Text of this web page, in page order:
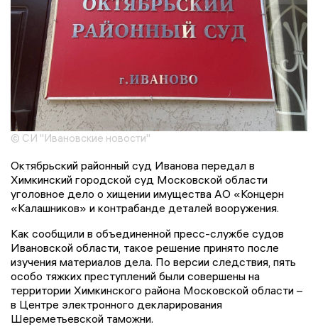
© СИ "Ивановские новости"
Октябрьский районный суд Иванова передал в
Химкинский городской суд Московской области
уголовное дело о хищении имущества АО «Концерн
«Калашников» и контрабанде деталей вооружения.
Как сообщили в объединенной пресс-службе судов
Ивановской области, такое решение принято после
изучения материалов дела. По версии следствия, пять
особо тяжких преступлений были совершены на
территории Химкинского района Московской области –
в Центре электронного декларирования
Шереметьевской таможни.